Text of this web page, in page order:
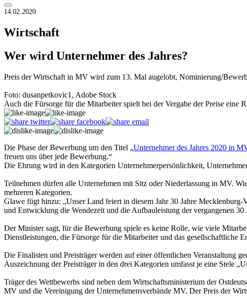
14.02.2020
Wirtschaft
Wer wird Unternehmer des Jahres?
Preis der Wirtschaft in MV wird zum 13. Mal augelobt, Nominierung/
Foto: dusanpetkovic1, Adobe Stock
Auch die Fürsorge für die Mitarbeiter spielt bei der Vergabe der Preise eine
Die Phase der Bewerbung um den Titel „Unternehmer des Jahres 2020 in
freuen uns über jede Bewerbung.“
Die Ehrung wird in den Kategorien Unternehmerpersönlichkeit,
Teilnehmen dürfen alle Unternehmen mit Sitz oder Niederlassung in MV.
mehreren Kategorien.
Glawe fügt hinzu: „Unser Land feiert in diesem Jahr 30 Jahre
und Entwicklung die Wendezeit und die Aufbauleistung der vergangenen 30
Der Minister sagt, für die Bewerbung spiele es keine Rolle, wie viele
Dienstleistungen, die Fürsorge für die Mitarbeiter und das gesellschaftliche
Die Finalisten und Preisträger werden auf einer öffentlichen Veranstaltung
Auszeichnung der Preisträger in den drei Kategorien umfasst je eine Stele
Träger des Wettbewerbs sind neben dem Wirtschaftsministe­rium der
MV und die Vereinigung der Unternehmensverbände MV. Der Preis der